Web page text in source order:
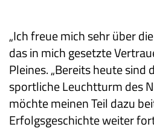
„Ich freue mich sehr über
das in mich gesetzte
Pleines. „Bereits heute sind
sportliche Leuchtturm des
möchte meinen Teil dazu
Erfolgsgeschichte weiter